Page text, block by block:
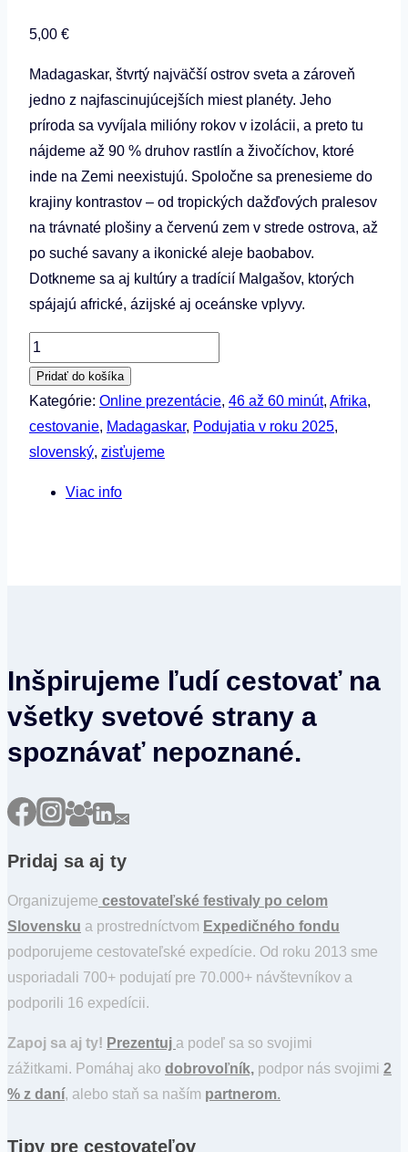
5,00 €
Madagaskar, štvrtý najväčší ostrov sveta a zároveň
jedno z najfascinujúcejších miest planéty. Jeho
príroda sa vyvíjala milióny rokov v izolácii, a preto tu
nájdeme až 90 % druhov rastlín a živočíchov, ktoré
inde na Zemi neexistujú. Spoločne sa prenesieme do
krajiny kontrastov – od tropických dažďových pralesov
na trávnaté plošiny a červenú zem v strede ostrova, až
po suché savany a ikonické aleje baobabov.
Dotkneme sa aj kultúry a tradícií Malgašov, ktorých
spájajú africké, ázijské aj oceánske vplyvy.
množstvo
Filip
Hložný
a
Barbora
Pridať do košíka
Kategórie: Online prezentácie, 46 až 60 minút, Afrika,
cestovanie, Madagaskar, Podujatia v roku 2025,
slovenský, zisťujeme
Viac info
Inšpirujeme ľudí cestovať na
všetky svetové strany a
spoznávať nepoznané.
Pridaj sa aj ty
Organizujeme cestovateľské festivaly po celom
Slovensku a prostredníctvom Expedičného fondu
podporujeme cestovateľské expedície. Od roku 2013 sme
usporiadali 700+ podujatí pre 70.000+ návštevníkov a
podporili 16 expedícii.
Zapoj sa aj ty! Prezentuj a podeľ sa so svojimi
zážitkami. Pomáhaj ako dobrovoľník, podpor nás svojimi 2
% z daní, alebo staň sa naším partnerom.
Tipy pre cestovateľov